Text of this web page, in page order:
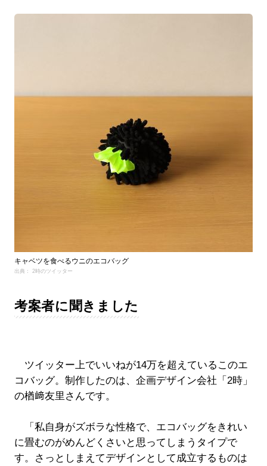
キャベツを食べるウニのエコバッグ
出典： 2時のツイッター
考案者に聞きました
ツイッター上でいいねが14万を超えているこのエ
コバッグ。制作したのは、企画デザイン会社「2時」
の楢﨑友里さんです。
「私自身がズボラな性格で、エコバッグをきれい
に畳むのがめんどくさいと思ってしまうタイプで
す。さっとしまえてデザインとして成立するものは